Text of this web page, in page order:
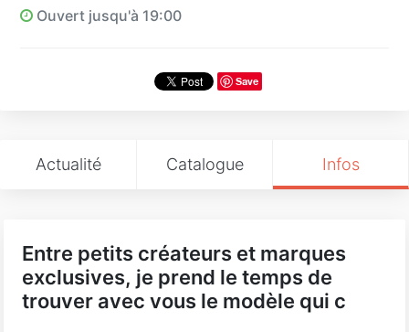
Ouvert jusqu'à 19:00
Save
Actualité Catalogue Infos
Entre petits créateurs et marques
exclusives, je prend le temps de
trouver avec vous le modèle qui c